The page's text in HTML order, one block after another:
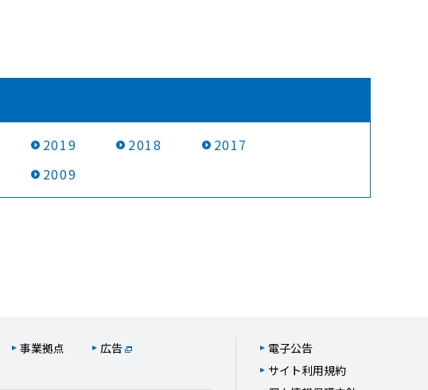
2019 2018
2017
2009
事業拠点
広告
電子公告
サイト利用規約